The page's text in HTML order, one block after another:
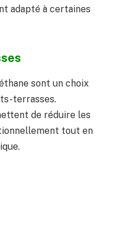
adapté à certaines
sont un choix
terrasses.
de réduire les
tout en